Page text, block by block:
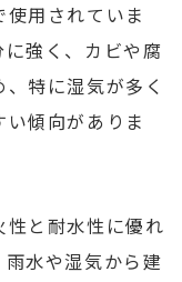
用されていま
強く、カビや腐
特に湿気が多く
傾向がありま
と耐水性に優れ
水や湿気から建